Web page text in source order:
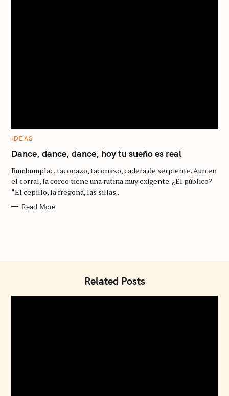
C
T
E
O
R
I
E
IDEAS
Dance, dance, dance, hoy tu sueño es real
Bumbumplac, taconazo, taconazo, cadera de serpiente. Aun en
el corral, la coreo tiene una rutina muy exigente. ¿El público?
“El cepillo, la fregona, las sillas..
Read More
Related Posts
a
r
c
h
f
o